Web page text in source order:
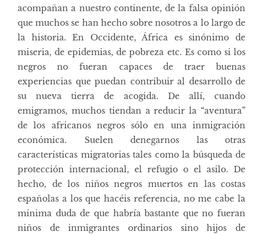
acompañan a nuestro continente, de la falsa opinión
que muchos se han hecho sobre nosotros a lo largo de
la historia. En Occidente, África es sinónimo de
miseria, de epidemias, de pobreza etc. Es como si los
negros no fueran capaces de traer buenas
experiencias que puedan contribuir al desarrollo de
su nueva tierra de acogida. De allí, cuando
emigramos, muchos tiendan a reducir la “aventura”
de los africanos negros sólo en una inmigración
económica. Suelen denegarnos las otras
características migratorias tales como la búsqueda de
protección internacional, el refugio o el asilo. De
hecho, de los niños negros muertos en las costas
españolas a los que hacéis referencia, no me cabe la
mínima duda de que habría bastante que no fueran
niños de inmigrantes ordinarios sino hijos de